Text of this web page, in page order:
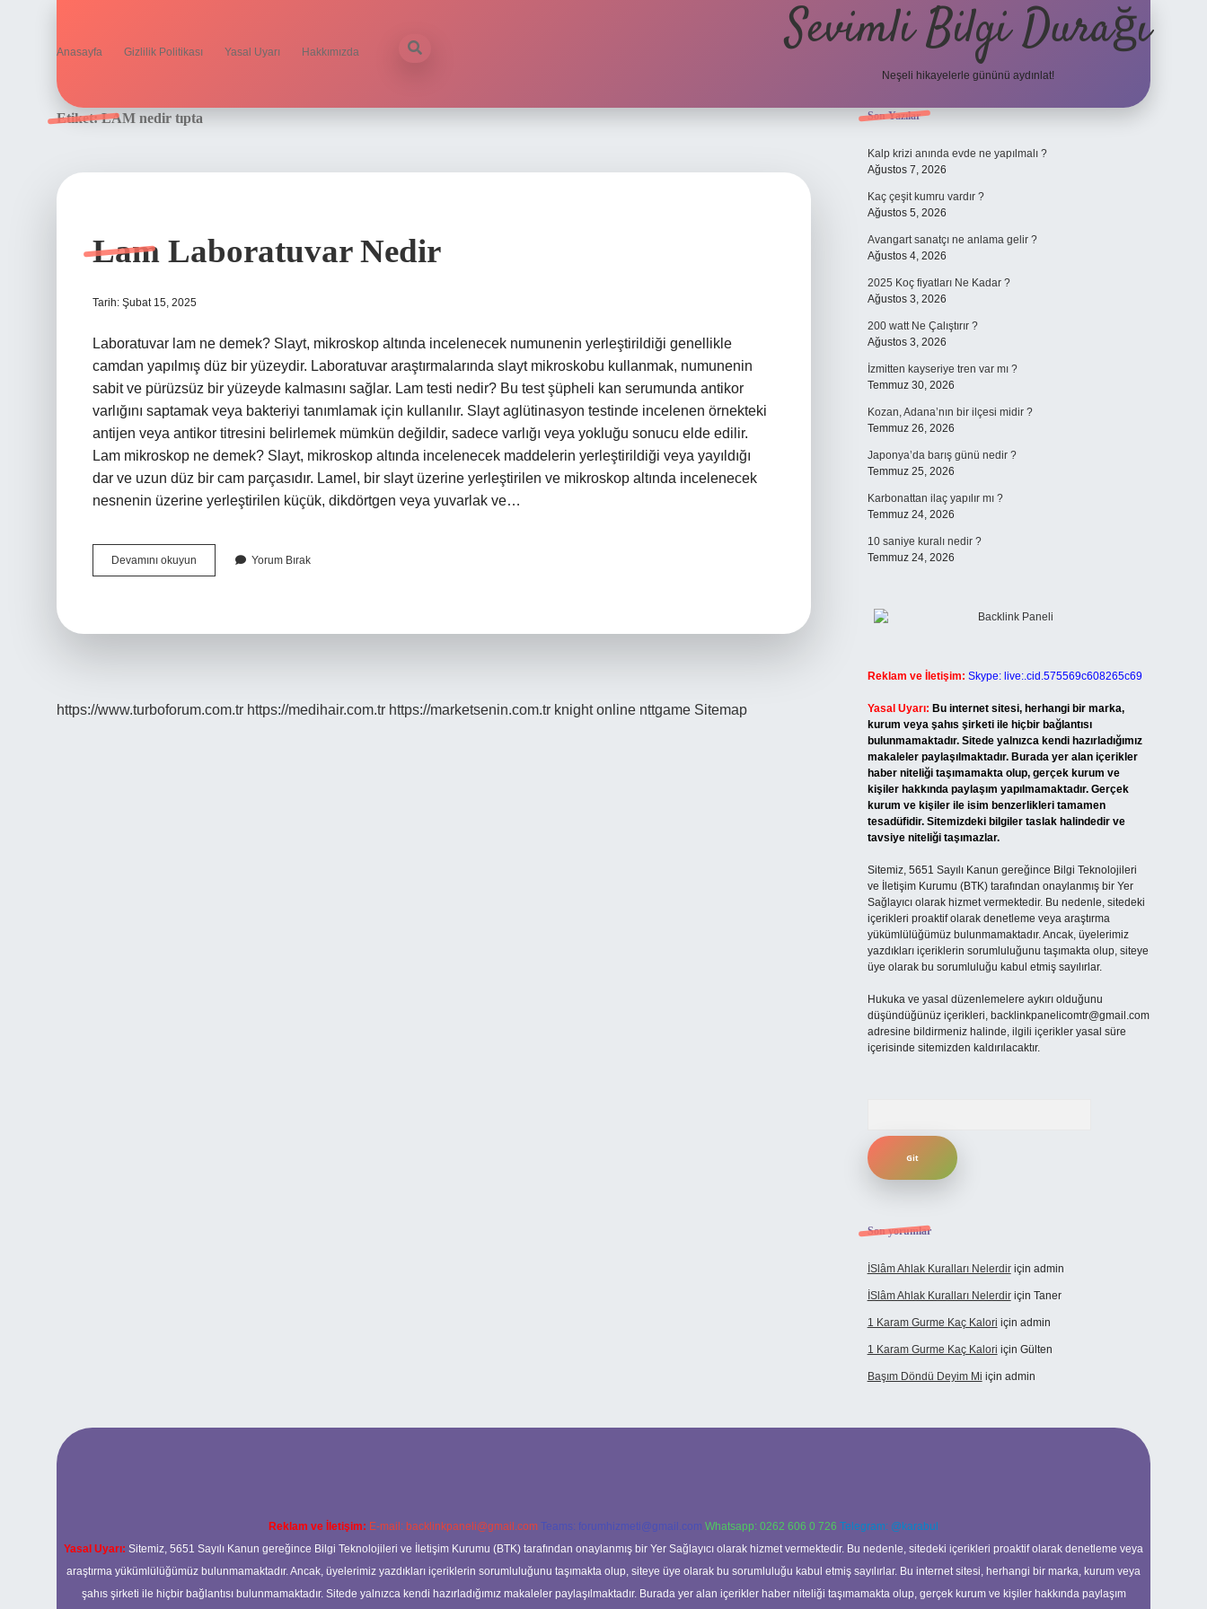
Anasayfa Gizlilik Politikası Yasal Uyarı Hakkımızda Sevimli Bilgi Durağı
Neşeli hikayelerle gününü aydınlat!
Etiket:LAM nedir tıpta
Lam Laboratuvar Nedir
Tarih: Şubat 15, 2025
Laboratuvar lam ne demek? Slayt, mikroskop altında incelenecek numunenin yerleştirildiği genellikle
camdan yapılmış düz bir yüzeydir. Laboratuvar araştırmalarında slayt mikroskobu kullanmak, numunenin
sabit ve pürüzsüz bir yüzeyde kalmasını sağlar. Lam testi nedir? Bu test şüpheli kan serumunda antikor
varlığını saptamak veya bakteriyi tanımlamak için kullanılır. Slayt aglütinasyon testinde incelenen örnekteki
antijen veya antikor titresini belirlemek mümkün değildir, sadece varlığı veya yokluğu sonucu elde edilir.
Lam mikroskop ne demek? Slayt, mikroskop altında incelenecek maddelerin yerleştirildiği veya yayıldığı
dar ve uzun düz bir cam parçasıdır. Lamel, bir slayt üzerine yerleştirilen ve mikroskop altında incelenecek
nesnenin üzerine yerleştirilen küçük, dikdörtgen veya yuvarlak ve…
Devamını okuyun
Laboratuvar
Yorum Bırak
https://www.turboforum.com.tr https://medihair.com.tr https://marketsenin.com.tr knight online nttgame Sitemap
Sidebar
Son Yazılar
Kalp krizi anında evde ne yapılmalı ?
Ağustos 7, 2026
Kaç çeşit kumru vardır ?
Ağustos 5, 2026
Avangart sanatçı ne anlama gelir ?
Ağustos 4, 2026
2025 Koç fiyatları Ne Kadar ?
Ağustos 3, 2026
200 watt Ne Çalıştırır ?
Ağustos 3, 2026
İzmitten kayseriye tren var mı ?
Temmuz 30, 2026
Kozan, Adana’nın bir ilçesi midir ?
Temmuz 26, 2026
Japonya’da barış günü nedir ?
Temmuz 25, 2026
Karbonattan ilaç yapılır mı ?
Temmuz 24, 2026
10 saniye kuralı nedir ?
Temmuz 24, 2026
Reklam ve İletişim: Skype: live:.cid.575569c608265c69
Yasal Uyarı: Bu internet sitesi, herhangi bir marka,
kurum veya şahıs şirketi ile hiçbir bağlantısı
bulunmamaktadır. Sitede yalnızca kendi hazırladığımız
makaleler paylaşılmaktadır. Burada yer alan içerikler
haber niteliği taşımamakta olup, gerçek kurum ve
kişiler hakkında paylaşım yapılmamaktadır. Gerçek
kurum ve kişiler ile isim benzerlikleri tamamen
tesadüfidir. Sitemizdeki bilgiler taslak halindedir ve
tavsiye niteliği taşımazlar.
Sitemiz, 5651 Sayılı Kanun gereğince Bilgi Teknolojileri
ve İletişim Kurumu (BTK) tarafından onaylanmış bir Yer
Sağlayıcı olarak hizmet vermektedir. Bu nedenle, sitedeki
içerikleri proaktif olarak denetleme veya araştırma
yükümlülüğümüz bulunmamaktadır. Ancak, üyelerimiz
yazdıkları içeriklerin sorumluluğunu taşımakta olup, siteye
üye olarak bu sorumluluğu kabul etmiş sayılırlar.
Hukuka ve yasal düzenlemelere aykırı olduğunu
düşündüğünüz içerikleri, backlinkpanelicomtr@gmail.com
adresine bildirmeniz halinde, ilgili içerikler yasal süre
içerisinde sitemizden kaldırılacaktır.
Son yorumlar
İSlâm Ahlak Kuralları Nelerdiriçin admin
İSlâm Ahlak Kuralları Nelerdiriçin Taner
1 Karam Gurme Kaç Kalori için admin
1 Karam Gurme Kaç Kalori için Gülten
Başım Döndü Deyim Mi için admin
Reklam ve İletişim: E-mail: backlinkpaneli@gmail.com Teams: forumhizmeti@gmail.com Whatsapp: 0262 606 0 726 Telegram: @karabul
Yasal Uyarı: Sitemiz, 5651 Sayılı Kanun gereğince Bilgi Teknolojileri ve İletişim Kurumu (BTK) tarafından onaylanmış bir Yer Sağlayıcı olarak hizmet vermektedir. Bu nedenle, sitedeki içerikleri proaktif olarak denetleme veya
araştırma yükümlülüğümüz bulunmamaktadır. Ancak, üyelerimiz yazdıkları içeriklerin sorumluluğunu taşımakta olup, siteye üye olarak bu sorumluluğu kabul etmiş sayılırlar. Bu internet sitesi, herhangi bir marka, kurum veya
şahıs şirketi ile hiçbir bağlantısı bulunmamaktadır. Sitede yalnızca kendi hazırladığımız makaleler paylaşılmaktadır. Burada yer alan içerikler haber niteliği taşımamakta olup, gerçek kurum ve kişiler hakkında paylaşım